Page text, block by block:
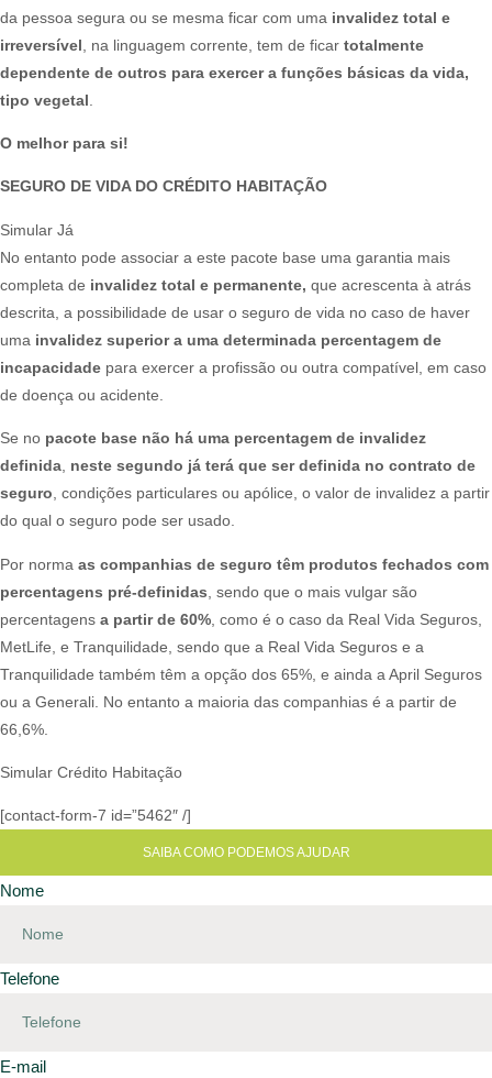
da pessoa segura ou se mesma ficar com uma invalidez total e
irreversível , na linguagem corrente, tem de ficar totalmente
dependente de outros para exercer a funções básicas da vida,
tipo vegetal
O melhor para si!
SEGURO DE VIDA DO CRÉDITO HABITAÇÃO
Simular Já
No entanto pode associar a este pacote base uma garantia mais
completa de invalidez total e permanente, que acrescenta à atrás
descrita, a possibilidade de usar o seguro de vida no caso de haver
uma invalidez superior a uma determinada percentagem de
incapacidade para exercer a profissão ou outra compatível, em caso
de doença ou acidente.​
Se no pacote base não há uma percentagem de invalidez
definida neste segundo já terá que ser definida no contrato de
seguro , condições particulares ou apólice, o valor de invalidez a partir
do qual o seguro pode ser usado.​
Por norma as companhias de seguro têm produtos fechados com
percentagens pré-definidas , sendo que o mais vulgar são
percentagens a partir de 60% , como é o caso da Real Vida Seguros,
MetLife, e Tranquilidade, sendo que a Real Vida Seguros e a
Tranquilidade também têm a opção dos 65%, e ainda a April Seguros
ou a Generali. No entanto a maioria das companhias é a partir de
66,6%.​​
Simular Crédito Habitação
[contact-form-7 id=”5462″ /]
SAIBA COMO PODEMOS AJUDAR
Nome
Telefone
E-mail